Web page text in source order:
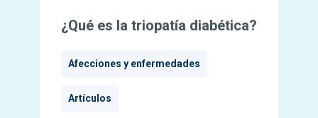
¿Qué es la triopatía diabética?
Afecciones y enfermedades
Artículos